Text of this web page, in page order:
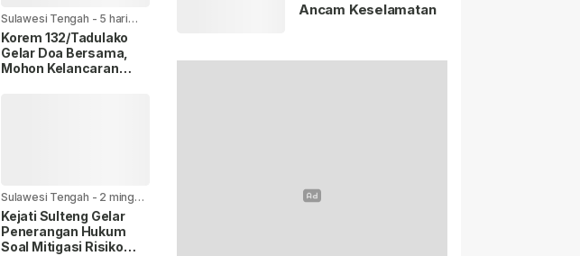
Sulawesi Tengah - 5 hari
yang lalu
Korem 132/Tadulako
Gelar Doa Bersama,
Mohon Kelancaran
Sulawesi Tengah - 2 minggu
yang lalu
Kejati Sulteng Gelar
Penerangan Hukum
Soal Mitigasi Risiko
Ancam Keselamatan